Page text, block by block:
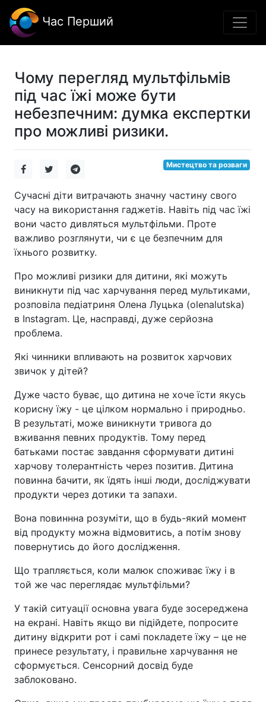
Час Перший
Чому перегляд мультфільмів
під час їжі може бути
небезпечним: думка експертки
про можливі ризики.
Мистецтво та розваги
Сучасні діти витрачають значну частину свого
часу на використання гаджетів. Навіть під час їжі
вони часто дивляться мультфільми. Проте
важливо розглянути, чи є це безпечним для
їхнього розвитку.
Про можливі ризики для дитини, які можуть
виникнути під час харчування перед мультиками,
розповіла педіатриня Олена Луцька (olenalutska)
в Instagram. Це, насправді, дуже серйозна
проблема.
Які чинники впливають на розвиток харчових
звичок у дітей?
Дуже часто буває, що дитина не хоче їсти якусь
корисну їжу - це цілком нормально і природньо.
В результаті, може виникнути тривога до
вживання певних продуктів. Тому перед
батьками постає завдання сформувати дитині
харчову толерантність через позитив. Дитина
повинна бачити, як їдять інші люди, досліджувати
продукти через дотики та запахи.
Вона повиннна розуміти, що в будь-який момент
від продукту можна відмовитись, а потім знову
повернутись до його дослідження.
Що трапляється, коли малюк споживає їжу і в
той же час переглядає мультфільми?
У такій ситуації основна увага буде зосереджена
на екрані. Навіть якщо ви підійдете, попросите
дитину відкрити рот і самі покладете їжу – це не
принесе результату, і правильне харчування не
сформується. Сенсорний досвід буде
заблоковано.